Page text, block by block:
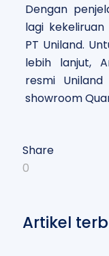
Dengan
lagi
PT Uniland.
lebih lanjut,
resmi
showroom
Share
0
Artikel